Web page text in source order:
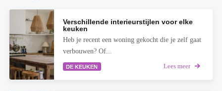
Verschillende interieurstijlen voor elke
keuken
Heb je recent een woning gekocht die je zelf gaat
verbouwen? Of...
DE KEUKEN Lees meer